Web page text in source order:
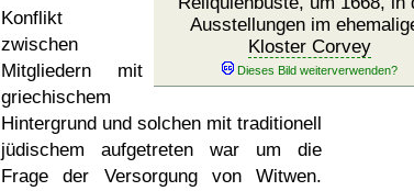
Ausstellungen im
Kloster Corvey
Konflikt
zwischen
Mitgliedern mit
griechischem
Hintergrund und solchen mit traditionell
jüdischem aufgetreten war um die
Frage der Versorgung von Witwen.